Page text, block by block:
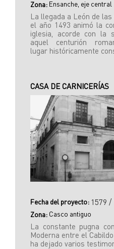
Zona: Ensanche, eje central
La llegada a León de
el año 1493 animó la
iglesia, acorde con la
aquel centurión
lugar históricamente
CASA DE CARNICERÍAS
Fecha del proyecto: 1579 /
Zona: Casco antiguo
La constante pugna
Moderna entre el
ha dejado varios